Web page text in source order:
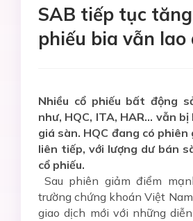
SAB tiếp tục
phiếu bia vẫn lao
Nhiều cổ phiếu bất động
như, HQC, ITA, HAR… vẫn
giá sàn. HQC đang có
liên tiếp, với lượng dư bán
cổ phiếu.
Sau phiên giảm điểm
trường chứng khoán Việt
giao dịch mới với những